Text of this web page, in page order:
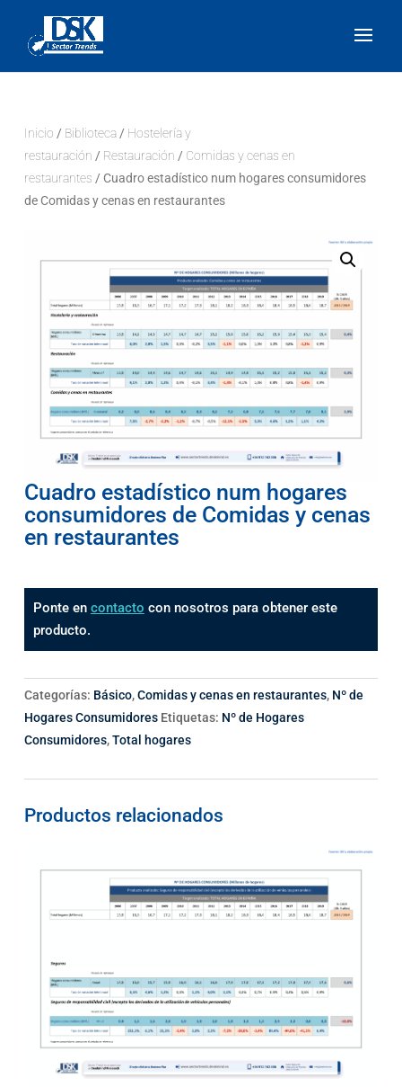
Inicio / Biblioteca/ Hostelería y
restauración / Restauración / Comidas y cenas en
restaurantes / Cuadro estadístico num hogares consumidores
de Comidas y cenas en restaurantes
Cuadro estadístico num hogares
consumidores de Comidas y cenas
en restaurantes
Ponte en contacto con nosotros para obtener este
producto.
Categorías: Básico,Comidas y cenas en restaurantes, Nº de
Hogares Consumidores Etiquetas: Nº de Hogares
Consumidores,Total hogares
Productos relacionados